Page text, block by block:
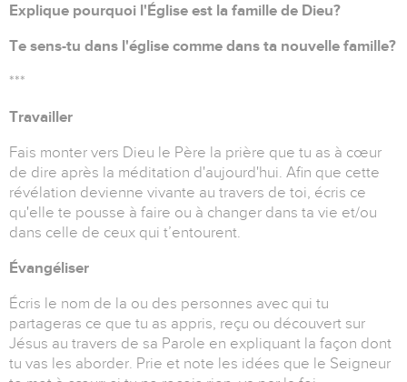
Explique pourquoi l'Église est la famille de Dieu?
Te sens-tu dans l'église comme dans ta nouvelle famille?
***
Travailler
Fais monter vers Dieu le Père la prière que tu as à cœur
de dire après la méditation d'aujourd'hui. Afin que cette
révélation devienne vivante au travers de toi, écris ce
qu'elle te pousse à faire ou à changer dans ta vie et/ou
dans celle de ceux qui t’entourent.
Évangéliser
Écris le nom de la ou des personnes avec qui tu
partageras ce que tu as appris, reçu ou découvert sur
Jésus au travers de sa Parole en expliquant la façon dont
tu vas les aborder. Prie et note les idées que le Seigneur